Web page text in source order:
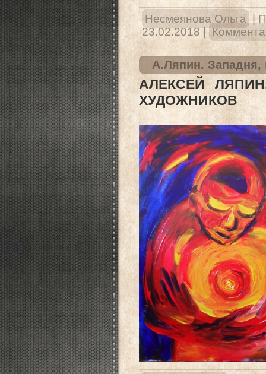
Несмеянова Ольга |
23.02.2018 |
А.Ляпин. Западня,
АЛЕКСЕЙ
ХУДОЖНИКОВ